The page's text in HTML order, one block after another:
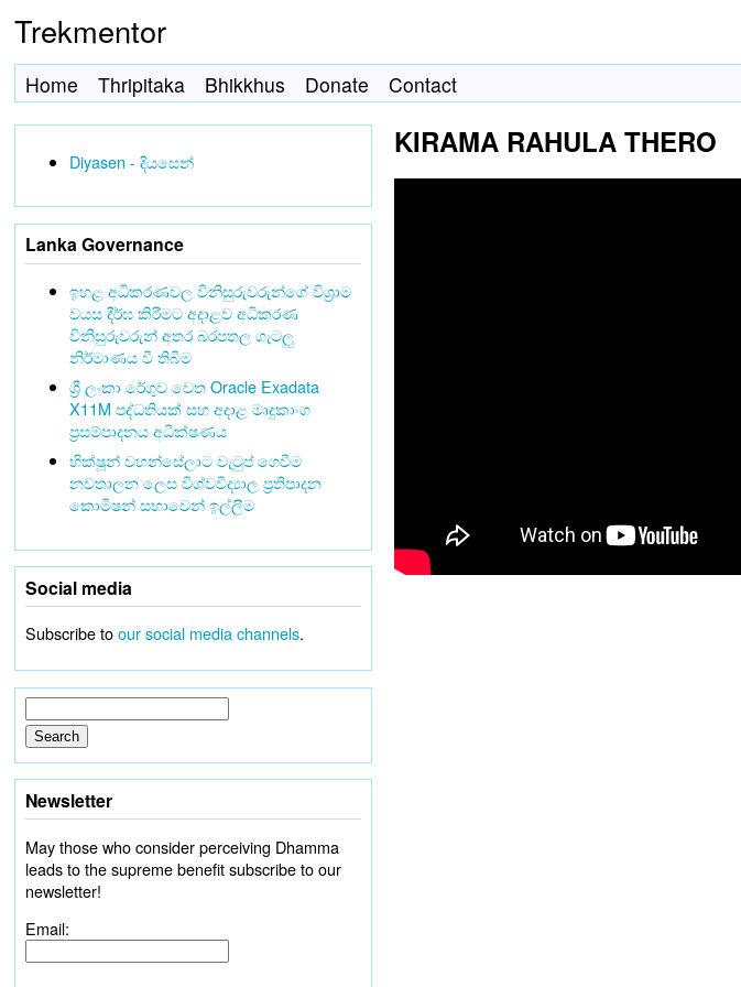
Trekmentor
Home Thripitaka Bhikkhus Donate Contact
KIRAMA RAHULA THERO
Diyasen - දියසෙන්
Lanka Governance
ඉහළ අධිකරණවල විනිසුරුවරුන්ගේ විශ්‍රාම
වයස දීර්ඝ කිරීමට අදාළව අධිකරණ
විනිසුරුවරුන් අතර බරපතල ගැටලු
නිර්මාණය වී තිබීම
ශ්‍රී ලංකා රේගුව වෙත Oracle Exadata
X11M පද්ධතියක් සහ අදාළ මෘදුකාංග
ප්‍රසම්පාදනය අධීක්ෂණය
භික්ෂූන් වහන්සේලාට වැටුප් ගෙවීම
නවතාලන ලෙස විශ්වවිද්‍යාල ප්‍රතිපාදන
කොමිෂන් සභාවෙන් ඉල්ලීම
Social media
Subscribe toour social media channels.
Newsletter
May those who consider perceiving Dhamma
leads to the supreme benefit subscribe to our
newsletter!
Email: